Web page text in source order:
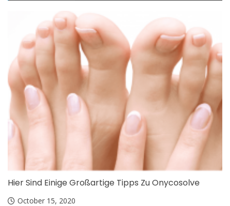
Hier Sind Einige Großartige Tipps Zu Onycosolve
October 15, 2020